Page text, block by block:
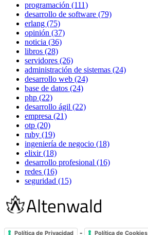
programación (111)
desarrollo de software (79)
erlang (75)
opinión (37)
noticia (36)
libros (28)
servidores (26)
administración de sistemas (24)
desarrollo web (24)
base de datos (24)
php (22)
desarrollo ágil (22)
empresa (21)
otp (20)
ruby (19)
ingeniería de negocio (18)
elixir (18)
desarrollo profesional (16)
redes (16)
seguridad (15)
Política de Privacidad - Política de Cookies